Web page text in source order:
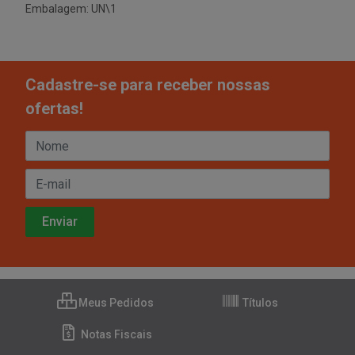
Embalagem: UN\1
Cadastre-se para receber nossas
ofertas!
Meus Pedidos Títulos
Notas Fiscais